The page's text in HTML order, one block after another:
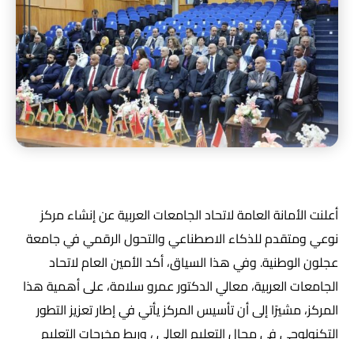
أعلنت الأمانة العامة لاتحاد الجامعات العربية عن إنشاء مركز
نوعي ومتقدم للذكاء الاصطناعي والتحول الرقمي في جامعة
عجلون الوطنية. وفي هذا السياق، أكد الأمين العام لاتحاد
الجامعات العربية، معالي الدكتور عمرو سلامة، على أهمية هذا
المركز، مشيرًا إلى أن تأسيس المركز يأتي في إطار تعزيز التطور
التكنولوجي في مجال التعليم العالي ، وربط مخرجات التعليم